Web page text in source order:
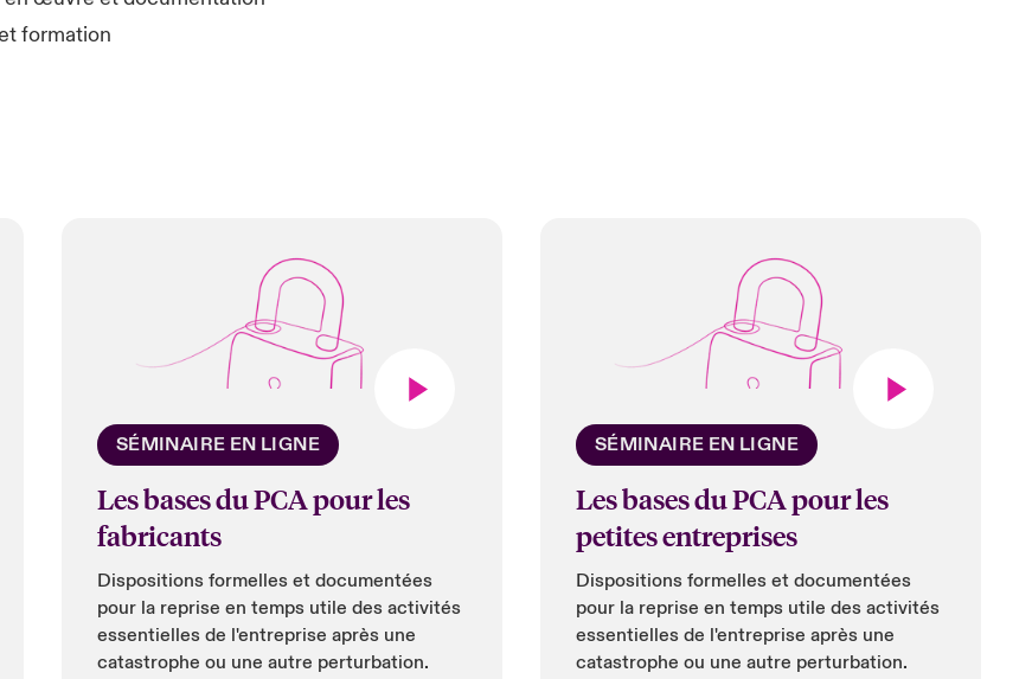
formation
SÉMINAIRE EN LIGNE
Les bases du PCA pour les
fabricants
Dispositions formelles et documentées
pour la reprise en temps utile des activités
essentielles de l'entreprise après une
catastrophe ou une autre perturbation.
SÉMINAIRE EN LIGNE
Les bases du PCA pour les
petites entreprises
Dispositions formelles et documentées
pour la reprise en temps utile des activités
essentielles de l'entreprise après une
catastrophe ou une autre perturbation.